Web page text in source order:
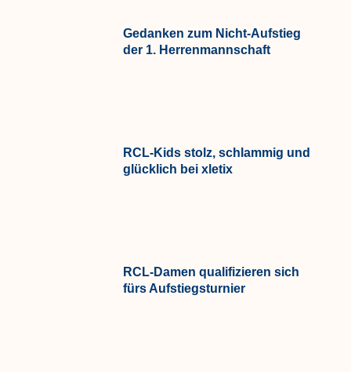
Gedanken zum Nicht-Aufstieg
der 1. Herrenmannschaft
RCL-Kids stolz, schlammig und
glücklich bei xletix
RCL-Damen qualifizieren sich
fürs Aufstiegsturnier